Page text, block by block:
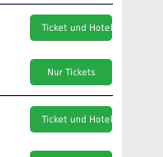
Ticket und Hotel
Nur Tickets
Ticket und Hotel